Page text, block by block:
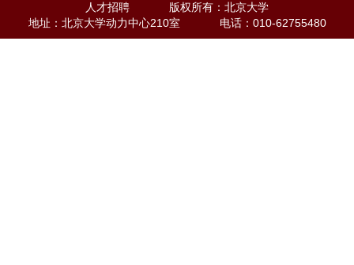
人才招聘
版权所有：北京大学
地址：北京大学动力中心210室
电话：010-62755480